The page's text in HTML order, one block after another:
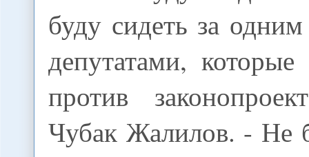
буду сидеть за
депутатами, которые
против
Чубак Жалилов. - Не